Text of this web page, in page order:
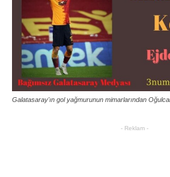
Galatasaray'ın gol yağmurunun mimarlarından
- Reklam -